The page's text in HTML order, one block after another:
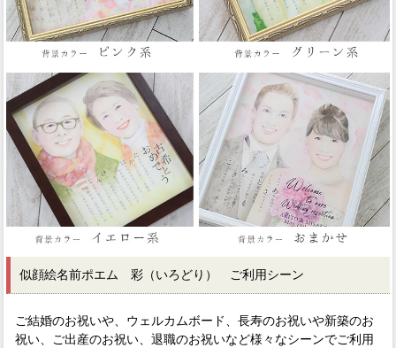
似顔絵名前ポエム 彩（いろどり） ご利用シーン
ご結婚のお祝いや、ウェルカムボード、長寿のお祝いや新築のお
祝い、ご出産のお祝い、退職のお祝いなど様々なシーンでご利用